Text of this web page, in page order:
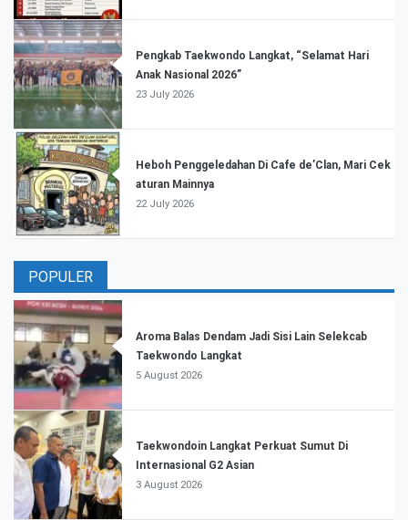
Pengkab Taekwondo Langkat, “Selamat Hari
Anak Nasional 2026”
23 July 2026
Heboh Penggeledahan Di Cafe de’Clan, Mari Cek
aturan Mainnya
22 July 2026
POPULER
Aroma Balas Dendam Jadi Sisi Lain Selekcab
Taekwondo Langkat
5 August 2026
Taekwondoin Langkat Perkuat Sumut Di
Internasional G2 Asian
3 August 2026